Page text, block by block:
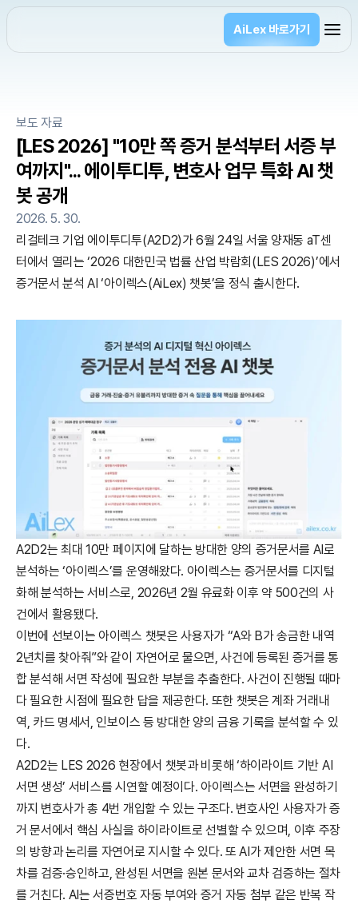
보도 자료
[LES 2026] "10만 쪽 증거 분석부터 서증 부
여까지"... 에이투디투, 변호사 업무 특화 AI 챗
봇 공개
2026. 5. 30.
리걸테크 기업 에이투디투(A2D2)가 6월 24일 서울 양재동 aT센
터에서 열리는 ‘2026 대한민국 법률 산업 박람회(LES 2026)’에서
증거문서 분석 AI ‘아이렉스(AiLex) 챗봇’을 정식 출시한다.
A2D2는 최대 10만 페이지에 달하는 방대한 양의 증거문서를 AI로
분석하는 ‘아이렉스’를 운영해왔다. 아이렉스는 증거문서를 디지털
화해 분석하는 서비스로, 2026년 2월 유료화 이후 약 500건의 사
건에서 활용됐다.
이번에 선보이는 아이렉스 챗봇은 사용자가 “A와 B가 송금한 내역
2년치를 찾아줘”와 같이 자연어로 물으면, 사건에 등록된 증거를 통
합 분석해 서면 작성에 필요한 부분을 추출한다. 사건이 진행될 때마
다 필요한 시점에 필요한 답을 제공한다. 또한 챗봇은 계좌 거래내
역, 카드 명세서, 인보이스 등 방대한 양의 금융 기록을 분석할 수 있
다.
A2D2는 LES 2026 현장에서 챗봇과 비롯해 ‘하이라이트 기반 AI
서면 생성’ 서비스를 시연할 예정이다. 아이렉스는 서면을 완성하기
까지 변호사가 총 4번 개입할 수 있는 구조다. 변호사인 사용자가 증
거 문서에서 핵심 사실을 하이라이트로 선별할 수 있으며, 이후 주장
의 방향과 논리를 자연어로 지시할 수 있다. 또 AI가 제안한 서면 목
차를 검증·승인하고, 완성된 서면을 원본 문서와 교차 검증하는 절차
를 거친다. AI는 서증번호 자동 부여와 증거 자동 첨부 같은 반복 작
AiLex 바로가기